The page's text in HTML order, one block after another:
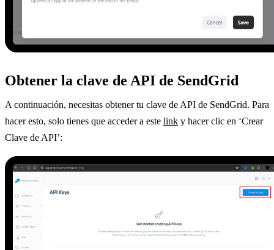
Obtener la clave de API de SendGrid
A continuación, necesitas obtener tu clave de API de SendGrid. Para
hacer esto, solo tienes que acceder a este link y hacer clic en ‘Crear
Clave de API’: